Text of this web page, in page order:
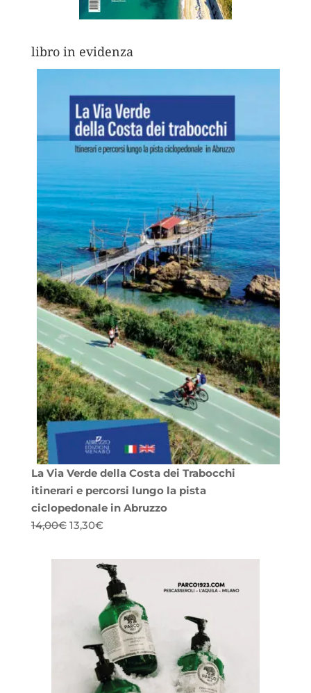
libro in evidenza
La Via Verde della Costa dei Trabocchi
itinerari e percorsi lungo la pista
ciclopedonale in Abruzzo
14,00€ Il
originale
13,30€Il
attuale
è:
13,30€.